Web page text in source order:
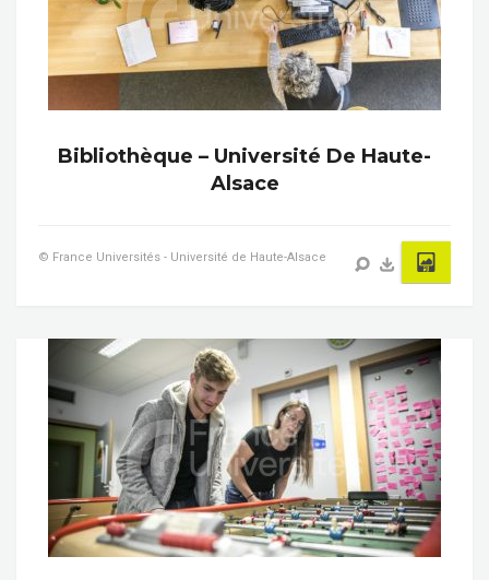
Bibliothèque – Université De Haute-
Alsace
© France Universités - Université de Haute-Alsace